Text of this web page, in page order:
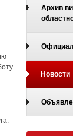
Архив
Новости